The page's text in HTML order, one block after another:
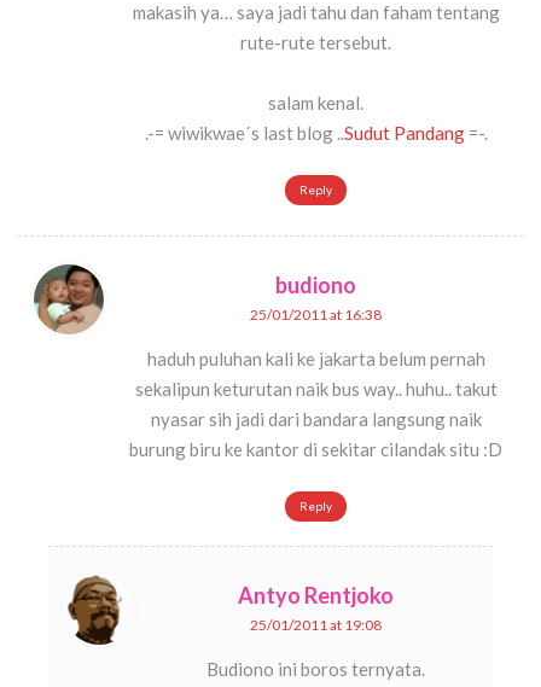
makasih ya… saya jadi tahu dan faham tentang
rute-rute tersebut.
salam kenal.
.-= wiwikwae´s last blog ..Sudut Pandang=-.
Reply
budiono
25/01/2011 at 16:38
haduh puluhan kali ke jakarta belum pernah
sekalipun keturutan naik bus way.. huhu.. takut
nyasar sih jadi dari bandara langsung naik
burung biru ke kantor di sekitar cilandak situ :D
Reply
Antyo Rentjoko
25/01/2011 at 19:08
Budiono ini boros ternyata.